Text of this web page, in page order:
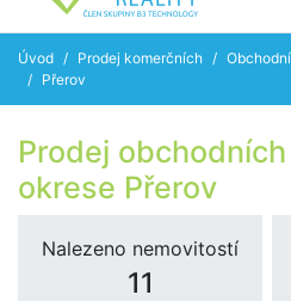
Úvod Prodej komerčních
Přerov
Prodej
okrese Přerov
Nalezeno nemovitostí
11